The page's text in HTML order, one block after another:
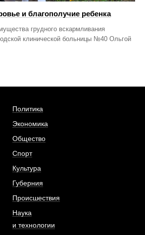
и благополучие ребенка
грудного вскармливания
клинической больницы №40 Ольгой
Политика
Экономика
Общество
Спорт
Культура
Губерния
Происшествия
Наука
и технологии